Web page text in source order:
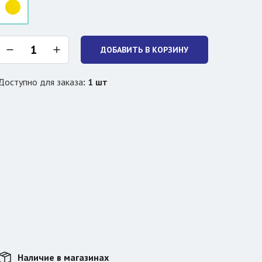
ДОБАВИТЬ В КОРЗИНУ
для заказа: 1 шт
Наличие в магазинах